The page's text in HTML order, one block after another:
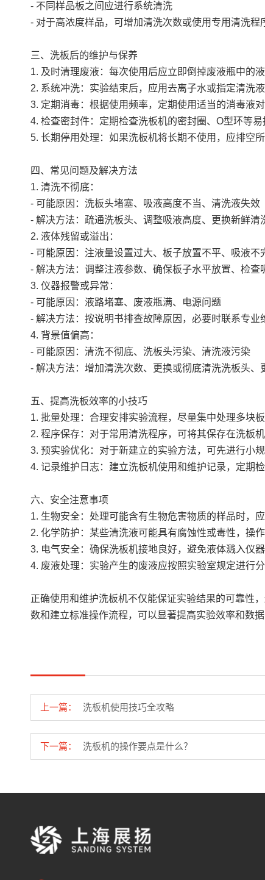
- 不同样品板之间应进行系统清洗
- 对于高浓度样品，可增加清洗次数或使用专用清洗程
三、洗板后的维护与保养
1. 及时清理废液：每次使用后应立即倒掉废液瓶中的
2. 系统冲洗：实验结束后，应用去离子水或指定清洗
3. 定期消毒：根据使用频率，定期使用适当的消毒液
4. 检查密封件：定期检查洗板机的密封圈、O型环等
5. 长期停用处理：如果洗板机将长期不使用，应排空
四、常见问题及解决方法
1. 清洗不彻底：
- 可能原因：洗板头堵塞、吸液高度不当、清洗液失效
- 解决方法：疏通洗板头、调整吸液高度、更换新鲜清
2. 液体残留或溢出：
- 可能原因：注液量设置过大、板子放置不平、吸液不
- 解决方法：调整注液参数、确保板子水平放置、检查
3. 仪器报警或异常：
- 可能原因：液路堵塞、废液瓶满、电源问题
- 解决方法：按说明书排查故障原因，必要时联系专业
4. 背景值偏高：
- 可能原因：清洗不彻底、洗板头污染、清洗液污染
- 解决方法：增加清洗次数、更换或彻底清洗洗板头、
五、提高洗板效率的小技巧
1. 批量处理：合理安排实验流程，尽量集中处理多块
2. 程序保存：对于常用清洗程序，可将其保存在洗板
3. 预实验优化：对于新建立的实验方法，可先进行小
4. 记录维护日志：建立洗板机使用和维护记录，定期
六、安全注意事项
1. 生物安全：处理可能含有生物危害物质的样品时，
2. 化学防护：某些清洗液可能具有腐蚀性或毒性，操
3. 电气安全：确保洗板机接地良好，避免液体溅入仪
4. 废液处理：实验产生的废液应按照实验室规定进行
正确使用和维护洗板机不仅能保证实验结果的可靠性
数和建立标准操作流程，可以显著提高实验效率和数据
上一篇： 洗板机使用技巧全攻略
下一篇： 洗板机的操作要点是什么？